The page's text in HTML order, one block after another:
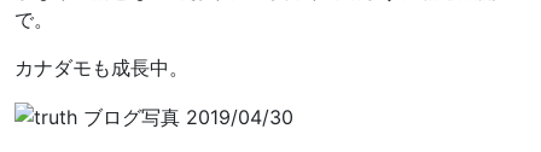
で。
カナダモも成長中。